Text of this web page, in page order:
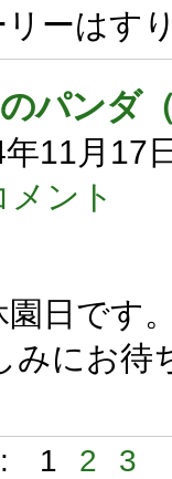
リーはす
パンダ
11月17
メント
日です
みにお待
1 2 3